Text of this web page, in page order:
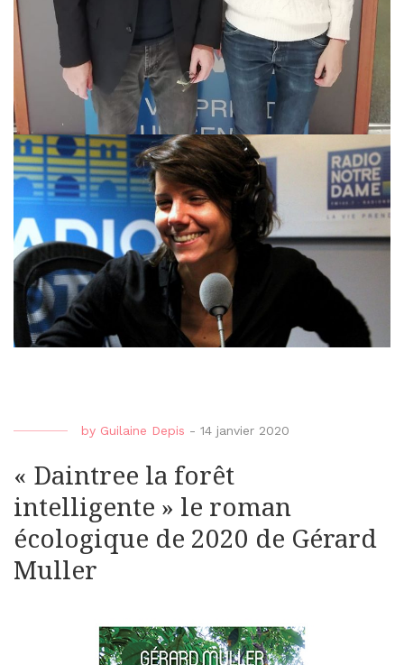
by Guilaine Depis - 14 janvier 2020
« Daintree la forêt
intelligente » le roman
écologique de 2020 de Gérard
Muller